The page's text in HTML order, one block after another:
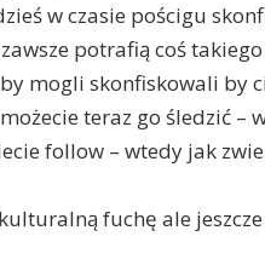
w czasie pościgu
potrafią coś
mogli skonfiskowali by
teraz go śledzić –
follow – wtedy jak
fuchę ale